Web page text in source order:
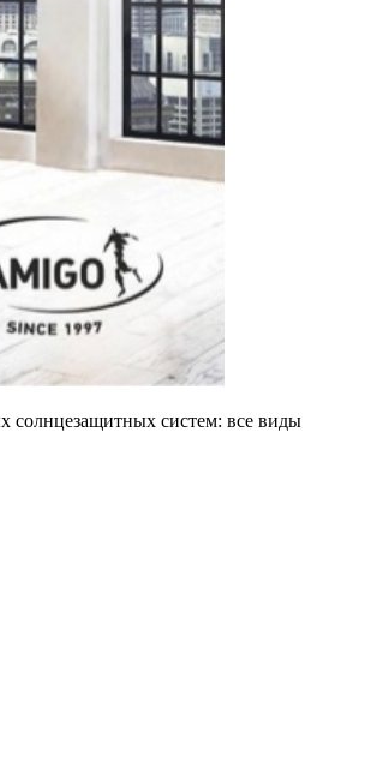
солнцезащитных систем: все виды